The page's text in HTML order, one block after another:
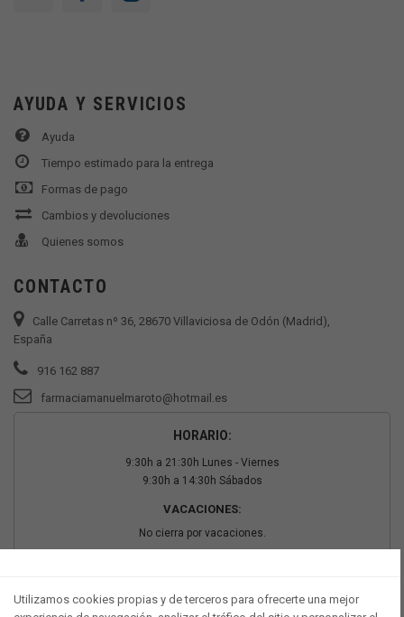
AYUDA Y SERVICIOS
Ayuda
Tiempo estimado para la entrega
Formas de pago
Cambios y devoluciones
Quienes somos
CONTACTO
Calle Carretas nº 36, 28670 Villaviciosa de Odón (Madrid),
España
916 162 887
farmaciamanuelmaroto@hotmail.es
HORARIO:
9:30h a 21:30h Lunes - Viernes
9:30h a 14:30h Sábados
VACACIONES:
No cierra por vacaciones.
Utilizamos cookies propias y de terceros para ofrecerte una mejor